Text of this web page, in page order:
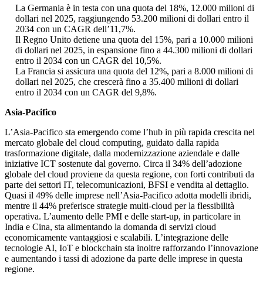
La Germania è in testa con una quota del 18%, 12.000 milioni di
dollari nel 2025, raggiungendo 53.200 milioni di dollari entro il
2034 con un CAGR dell’11,7%.
Il Regno Unito detiene una quota del 15%, pari a 10.000 milioni
di dollari nel 2025, in espansione fino a 44.300 milioni di dollari
entro il 2034 con un CAGR del 10,5%.
La Francia si assicura una quota del 12%, pari a 8.000 milioni di
dollari nel 2025, che crescerà fino a 35.400 milioni di dollari
entro il 2034 con un CAGR del 9,8%.
Asia-Pacifico
L’Asia-Pacifico sta emergendo come l’hub in più rapida crescita nel
mercato globale del cloud computing, guidato dalla rapida
trasformazione digitale, dalla modernizzazione aziendale e dalle
iniziative ICT sostenute dal governo. Circa il 34% dell’adozione
globale del cloud proviene da questa regione, con forti contributi da
parte dei settori IT, telecomunicazioni, BFSI e vendita al dettaglio.
Quasi il 49% delle imprese nell’Asia-Pacifico adotta modelli ibridi,
mentre il 44% preferisce strategie multi-cloud per la flessibilità
operativa. L’aumento delle PMI e delle start-up, in particolare in
India e Cina, sta alimentando la domanda di servizi cloud
economicamente vantaggiosi e scalabili. L’integrazione delle
tecnologie AI, IoT e blockchain sta inoltre rafforzando l’innovazione
e aumentando i tassi di adozione da parte delle imprese in questa
regione.